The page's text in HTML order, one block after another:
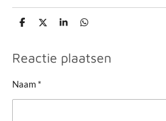
D
n
D
l
S
e
D
e
n
Reactie plaatsen
Naam *